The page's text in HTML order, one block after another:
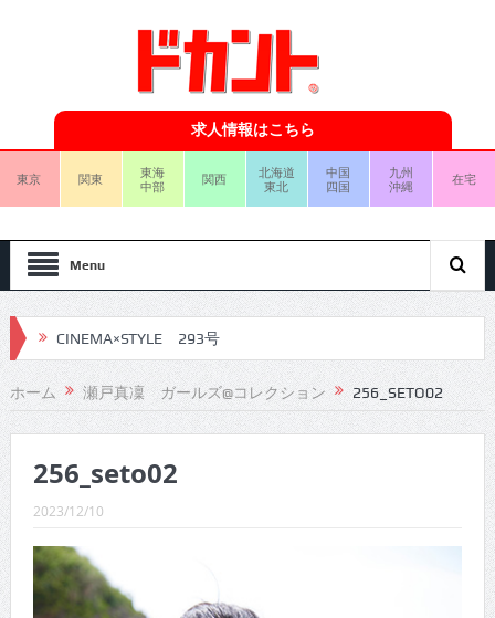
求人情報はこちら
東京 関東
東海
中部
関西
北海道
東北
中国
四国
九州
沖縄
在宅
Menu
CINEMA×STYLE 293号
CINEMA×STYLE 292号
CINEMA×STYLE 291号
CINEMA×STYLE 290号
CINEMA×STYLE 289号
CINEMA×STYLE 288号
CINEMA×STYLE 287号
ホーム 瀬戸真凜 ガールズ@コレクション 256_SETO02
256_seto02
2023/12/10